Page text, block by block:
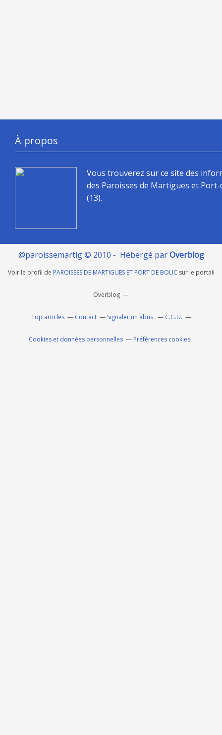
À propos
Vous trouverez sur ce site des
des Paroisses de Martigues et
(13).
@paroissemartig © 2010 - Hébergé parOverblog
Voir le profil de PAROISSES DE MARTIGUES ET PORT DE BOUC sur le portail
Overblog
Top articles Contact Signaler un abus C.G.U.
Cookies et données personnelles Préférences cookies